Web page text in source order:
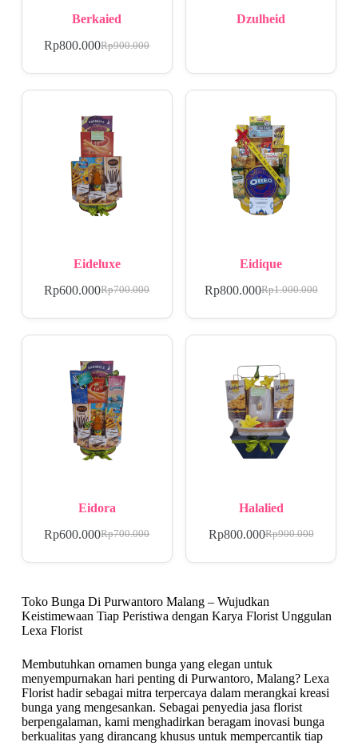
Berkaied
Rp900.000
Rp800.000
Dzulheid
Eideluxe
Rp700.000
Rp600.000
Eidique
Rp1.000.000
Rp800.000
Eidora
Rp700.000
Rp600.000
Halalied
Rp900.000
Rp800.000
Toko Bunga Di Purwantoro Malang – Wujudkan
Keistimewaan Tiap Peristiwa dengan Karya Florist Unggulan
Lexa Florist
Membutuhkan ornamen bunga yang elegan untuk
menyempurnakan hari penting di Purwantoro, Malang? Lexa
Florist hadir sebagai mitra terpercaya dalam merangkai kreasi
bunga yang mengesankan. Sebagai penyedia jasa florist
berpengalaman, kami menghadirkan beragam inovasi bunga
berkualitas yang dirancang khusus untuk mempercantik tiap